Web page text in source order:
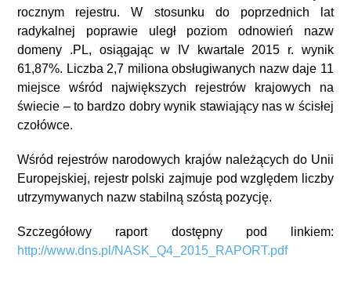
rocznym rejestru. W stosunku do poprzednich lat
radykalnej poprawie uległ poziom odnowień nazw
domeny .PL, osiągając w IV kwartale 2015 r. wynik
61,87%. Liczba 2,7 miliona obsługiwanych nazw daje 11
miejsce wśród największych rejestrów krajowych na
świecie – to bardzo dobry wynik stawiający nas w ścisłej
czołówce.
Wśród rejestrów narodowych krajów należących do Unii
Europejskiej, rejestr polski zajmuje pod względem liczby
utrzymywanych nazw stabilną szóstą pozycję.
Szczegółowy raport dostępny pod linkiem:
http://www.dns.pl/NASK_Q4_2015_RAPORT.pdf